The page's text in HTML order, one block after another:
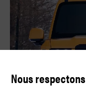
Nous